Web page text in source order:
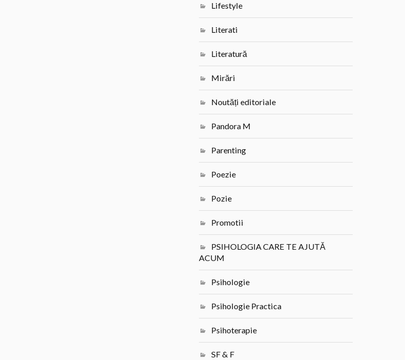
Lifestyle
Literati
Literatură
Mirări
Noutăți editoriale
Pandora M
Parenting
Poezie
Pozie
Promotii
PSIHOLOGIA CARE TE AJUTĂ
ACUM
Psihologie
Psihologie Practica
Psihoterapie
SF & F